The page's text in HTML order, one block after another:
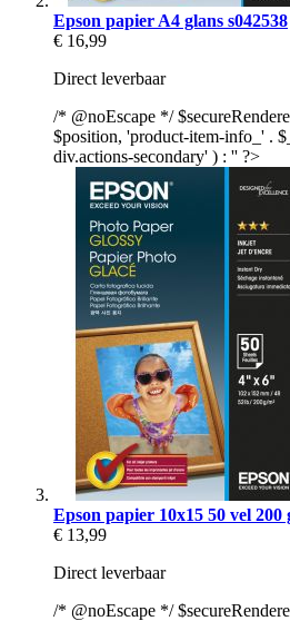
Epson papier A4 glans s042538
€ 16,99
Direct leverbaar
/* @noEscape */
$position, 'product-item-info_' .
div.actions-secondary' ) : '' ?>
Epson papier 10x15 50 vel 200
€ 13,99
Direct leverbaar
/* @noEscape */